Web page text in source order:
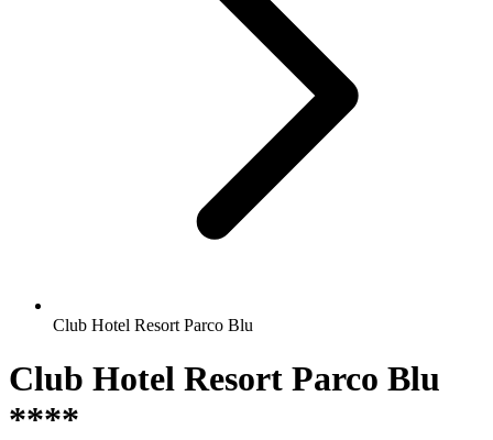
Club Hotel Resort Parco Blu
Club Hotel Resort Parco Blu
****